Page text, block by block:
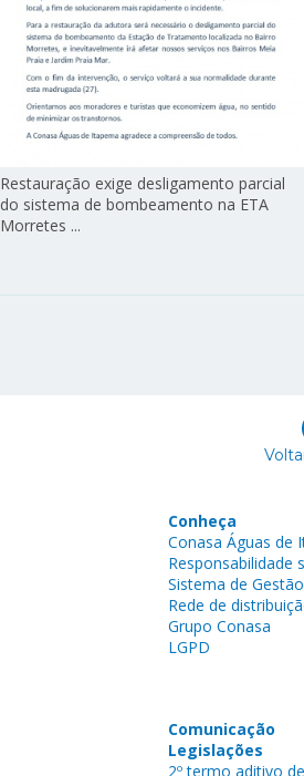
Restauração exige desligamento parcial
do sistema de bombeamento na ETA
Morretes ...
Conheça
Conasa Águas de
Responsabilidade
Sistema de
Rede de
Grupo Conasa
LGPD
Comunicação
Legislações
2º termo aditivo